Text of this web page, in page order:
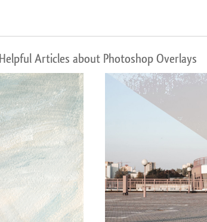
Helpful Articles about Photoshop Overlays